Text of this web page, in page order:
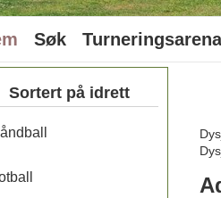
Søk
Sortert på idrett